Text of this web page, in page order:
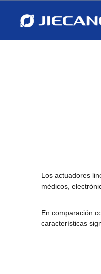
Los actuadores
médicos,
En comparación
características